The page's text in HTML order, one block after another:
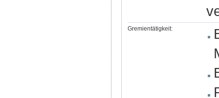
Gremientätigkeit: